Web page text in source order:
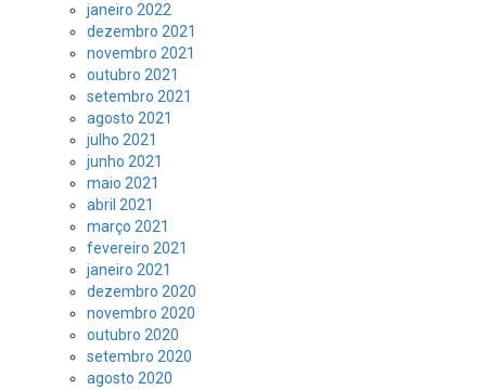
janeiro 2022
dezembro 2021
novembro 2021
outubro 2021
setembro 2021
agosto 2021
julho 2021
junho 2021
maio 2021
abril 2021
março 2021
fevereiro 2021
janeiro 2021
dezembro 2020
novembro 2020
outubro 2020
setembro 2020
agosto 2020